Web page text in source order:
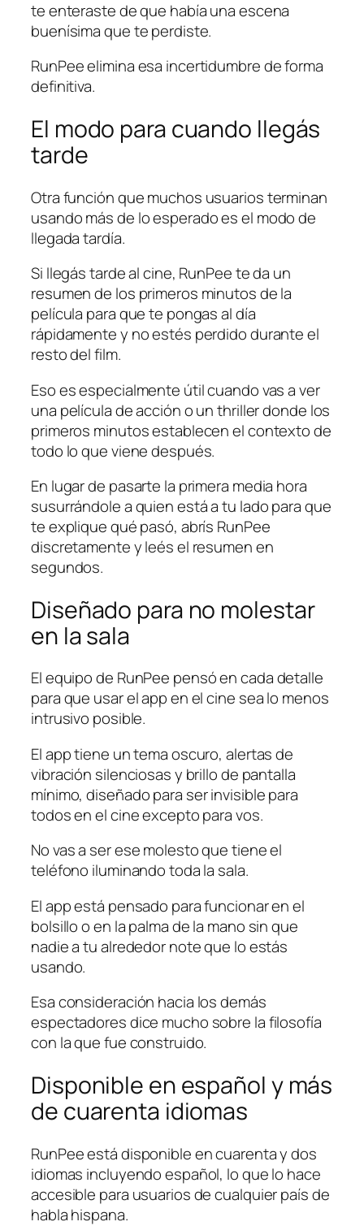
te enteraste de que había una escena
buenísima que te perdiste.
RunPee elimina esa incertidumbre de forma
definitiva.
El modo para cuando llegás
tarde
Otra función que muchos usuarios terminan
usando más de lo esperado es el modo de
llegada tardía.
Si llegás tarde al cine, RunPee te da un
resumen de los primeros minutos de la
película para que te pongas al día
rápidamente y no estés perdido durante el
resto del film.
Eso es especialmente útil cuando vas a ver
una película de acción o un thriller donde los
primeros minutos establecen el contexto de
todo lo que viene después.
En lugar de pasarte la primera media hora
susurrándole a quien está a tu lado para que
te explique qué pasó, abrís RunPee
discretamente y leés el resumen en
segundos.
Diseñado para no molestar
en la sala
El equipo de RunPee pensó en cada detalle
para que usar el app en el cine sea lo menos
intrusivo posible.
El app tiene un tema oscuro, alertas de
vibración silenciosas y brillo de pantalla
mínimo, diseñado para ser invisible para
todos en el cine excepto para vos.
No vas a ser ese molesto que tiene el
teléfono iluminando toda la sala.
El app está pensado para funcionar en el
bolsillo o en la palma de la mano sin que
nadie a tu alrededor note que lo estás
usando.
Esa consideración hacia los demás
espectadores dice mucho sobre la filosofía
con la que fue construido.
Disponible en español y más
de cuarenta idiomas
RunPee está disponible en cuarenta y dos
idiomas incluyendo español, lo que lo hace
accesible para usuarios de cualquier país de
habla hispana.